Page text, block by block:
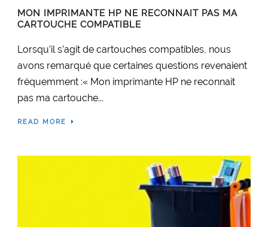
MON IMPRIMANTE HP NE RECONNAIT PAS MA
CARTOUCHE COMPATIBLE
Lorsqu’il s’agit de cartouches compatibles, nous
avons remarqué que certaines questions revenaient
fréquemment :« Mon imprimante HP ne reconnait
pas ma cartouche...
READ MORE